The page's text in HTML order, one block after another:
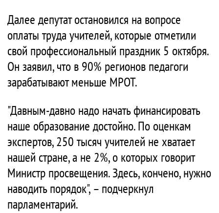
Далее депутат остановился на вопросе
оплаты труда учителей, которые отметили
свой профессиональный праздник 5 октября.
Он заявил, что в 90% регионов педагоги
зарабатывают меньше МРОТ.
"Давным-давно надо начать финансировать
наше образование достойно. По оценкам
экспертов, 250 тысяч учителей не хватает
нашей стране, а не 2%, о которых говорит
Министр просвещения. Здесь, кончено, нужно
наводить порядок", – подчеркнул
парламентарий.